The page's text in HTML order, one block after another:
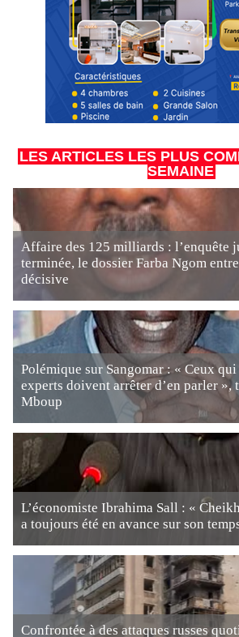
LES ARTICLES LES PLUS
SEMAINE
Affaire des 125 milliards : l’enquête
terminée, le dossier Farba Ngom
décisive
Polémique sur Sangomar : « Ceux qui
experts doivent arrêter d’en parler »,
Mboup
L’économiste Ibrahima Sall : «
a toujours été en avance sur son
Confrontée à des attaques russes